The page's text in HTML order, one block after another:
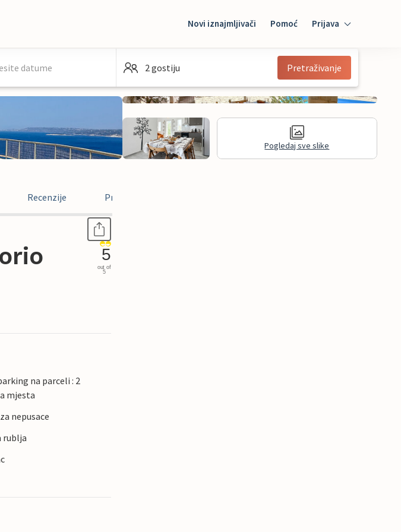
Novi iznajmljivači Pomoć Prijava
Mybooking
datume 2 gostiju Pretraživanje
Pogledaj sve slike
Recenzije Pravne informacije
5
out of
5
na parceli : 2
mjesta
nepusace
rublja